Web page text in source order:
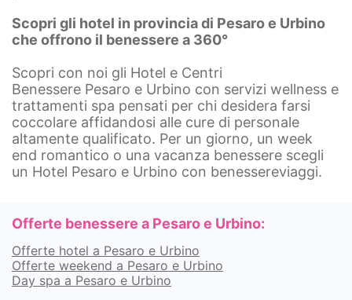
Scopri gli hotel in provincia di Pesaro e Urbino
che offrono il benessere a 360°
Scopri con noi gli Hotel e Centri
Benessere Pesaro e Urbino con servizi wellness e
trattamenti spa pensati per chi desidera farsi
coccolare affidandosi alle cure di personale
altamente qualificato. Per un giorno, un week
end romantico o una vacanza benessere scegli
un Hotel Pesaro e Urbino con benessereviaggi.
Offerte benessere a Pesaro e Urbino:
Offerte hotel a Pesaro e Urbino
Offerte weekend a Pesaro e Urbino
Day spa a Pesaro e Urbino